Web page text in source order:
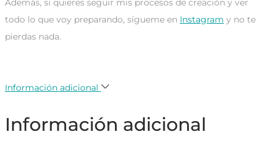
todo lo que voy preparando, sígueme en Instagram y no te
pierdas nada.
Información adicional
Información adicional